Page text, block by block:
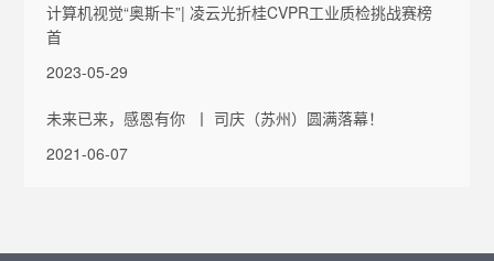
计算机视觉“奥斯卡”| 凌云光折桂CVPR工业质检挑战赛榜
首
2023-05-29
未来已来，感恩有你 丨 司庆（苏州）圆满落幕！
2021-06-07